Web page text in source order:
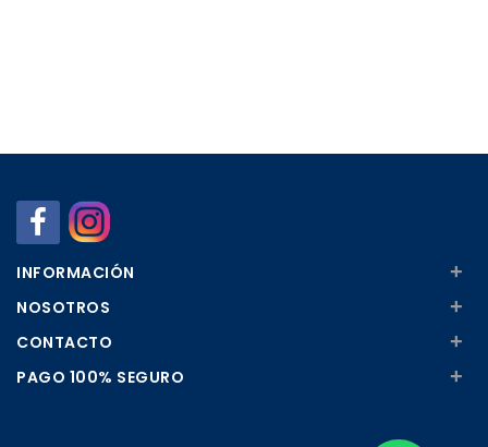
INFORMACIÓN +
NOSOTROS +
CONTACTO +
PAGO 100% SEGURO +